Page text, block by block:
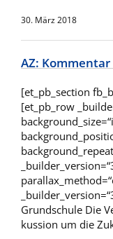
30. März 2018
AZ:
[et_pb_section
[et_pb_row
Grund­schu­le Die
kuss­ion um die